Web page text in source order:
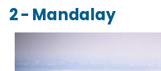
2 - Mandalay